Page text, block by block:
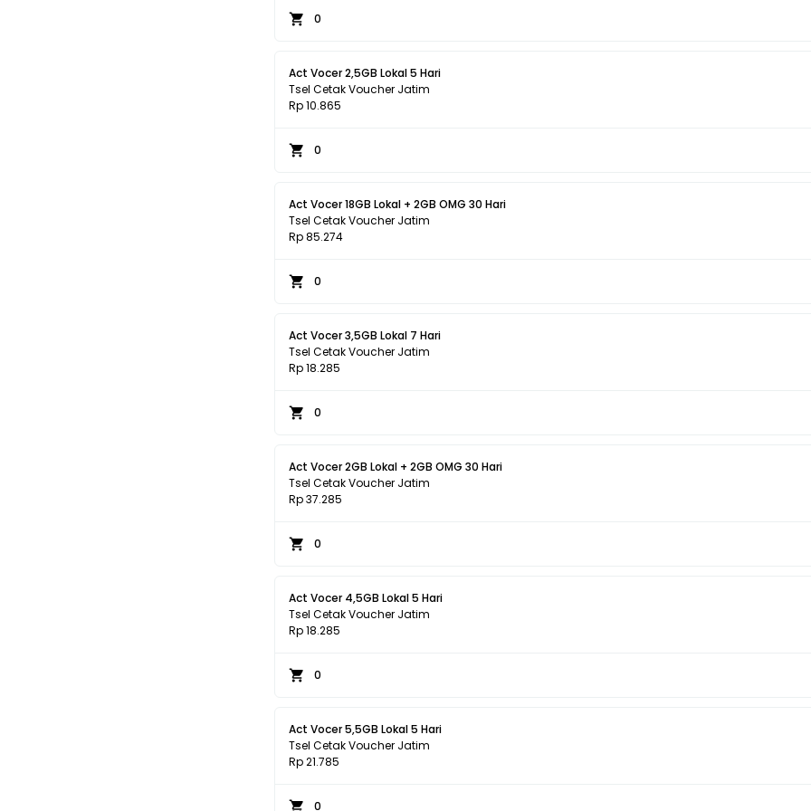
0
Act Vocer 2,5GB Lokal 5 Hari
Tsel Cetak Voucher Jatim
Rp 10.865
0
Act Vocer 18GB Lokal + 2GB OMG 30 Hari
Tsel Cetak Voucher Jatim
Rp 85.274
0
Act Vocer 3,5GB Lokal 7 Hari
Tsel Cetak Voucher Jatim
Rp 18.285
0
Act Vocer 2GB Lokal + 2GB OMG 30 Hari
Tsel Cetak Voucher Jatim
Rp 37.285
0
Act Vocer 4,5GB Lokal 5 Hari
Tsel Cetak Voucher Jatim
Rp 18.285
0
Act Vocer 5,5GB Lokal 5 Hari
Tsel Cetak Voucher Jatim
Rp 21.785
0